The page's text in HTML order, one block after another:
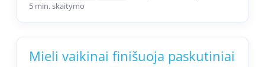
5 min. skaitymo
Mieli vaikinai finišuoja paskutiniai